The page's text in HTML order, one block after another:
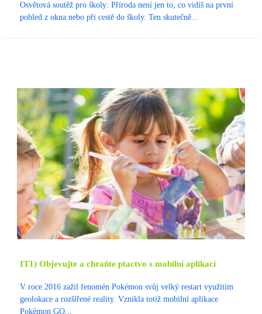
Osvětová soutěž pro školy: Příroda není jen to, co vidíš na první
pohled z okna nebo při cestě do školy. Ten skutečně...
IT1) Objevujte a chraňte ptactvo s mobilní aplikací
V roce 2016 zažil fenomén Pokémon svůj velký restart využitím
geolokace a rozšířené reality. Vznikla totiž mobilní aplikace
Pokémon GO...